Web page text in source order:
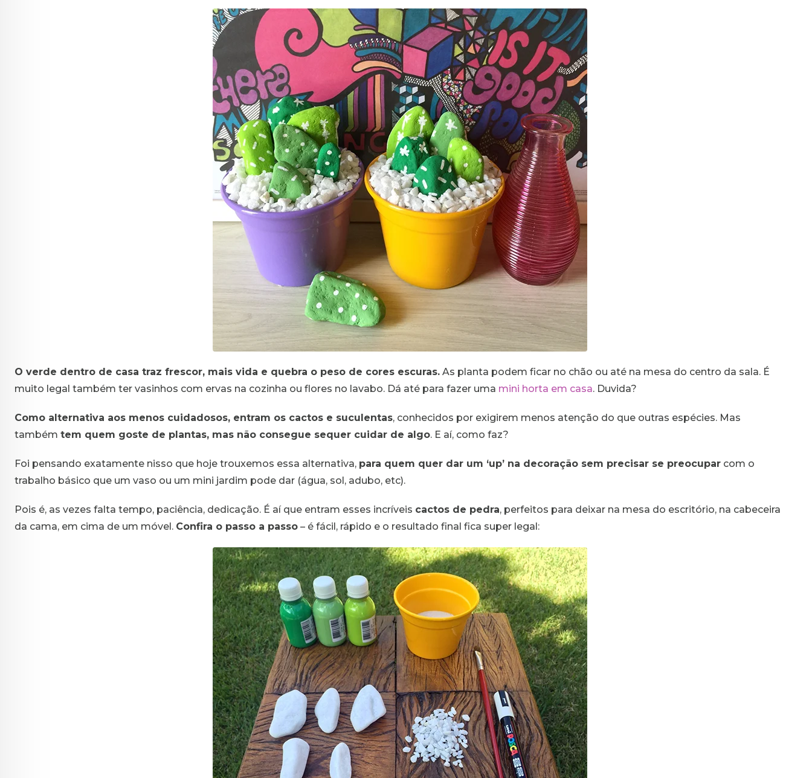
O verde dentro de casa traz frescor, mais vida e quebra o peso de cores escuras. As planta podem ficar no chão ou até na mesa do centro da sala. É
muito legal também ter vasinhos com ervas na cozinha ou flores no lavabo. Dá até para fazer uma mini horta em casa. Duvida?
Como alternativa aos menos cuidadosos, entram os cactos e suculentas, conhecidos por exigirem menos atenção do que outras espécies. Mas
também tem quem goste de plantas, mas não consegue sequer cuidar de algo. E aí, como faz?
Foi pensando exatamente nisso que hoje trouxemos essa alternativa, para quem quer dar um ‘up’ na decoração sem precisar se preocupar com o
trabalho básico que um vaso ou um mini jardim pode dar (água, sol, adubo, etc).
Pois é, as vezes falta tempo, paciência, dedicação. É aí que entram esses incríveis cactos de pedra, perfeitos para deixar na mesa do escritório, na cabeceira
da cama, em cima de um móvel. Confira o passo a passo – é fácil, rápido e o resultado final fica super legal: